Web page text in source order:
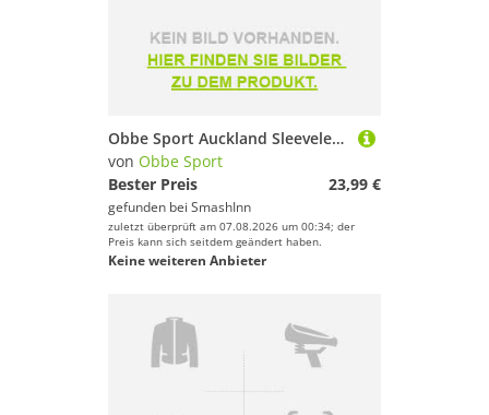
Obbe Sport Auckland Sleeveless T-shirt Weiß XL Frau
von Obbe Sport
Bester Preis
23,99 €
gefunden bei SmashInn
zuletzt überprüft am 07.08.2026 um 00:34; der
Preis kann sich seitdem geändert haben.
Keine weiteren Anbieter